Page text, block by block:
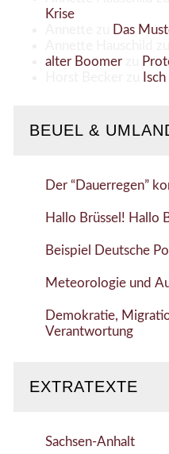
Krise
Das
alter Boomerzu
BEUEL &
Der “Dauerregen”
Hallo Brüssel! Hallo
Beispiel Deutsche
Meteorologie und
Demokratie,
Verantwortung
EXTRATEXTE
Sachsen-Anhalt